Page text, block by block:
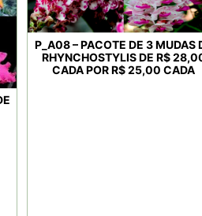
P_A08 – PACOTE DE 3 MUDAS
RHYNCHOSTYLIS DE R$
CADA POR R$ 25,00 CADA